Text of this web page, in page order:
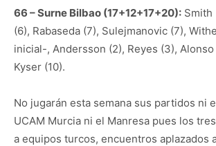
66 – Surne Bilbao (17+12+17+20): Smith
(6), Rabaseda (7), Sulejmanovic (7),
inicial-, Andersson (2), Reyes (3), Alonso
Kyser (10).
No jugarán esta semana sus partidos ni
UCAM Murcia ni el Manresa pues los
a equipos turcos, encuentros aplazados